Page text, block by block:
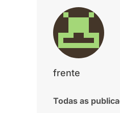
frente
Todas as